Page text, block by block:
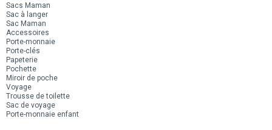
Sacs Maman
Sac à langer
Sac Maman
Accessoires
Porte-monnaie
Porte-clés
Papeterie
Pochette
Miroir de poche
Voyage
Trousse de toilette
Sac de voyage
Porte-monnaie enfant